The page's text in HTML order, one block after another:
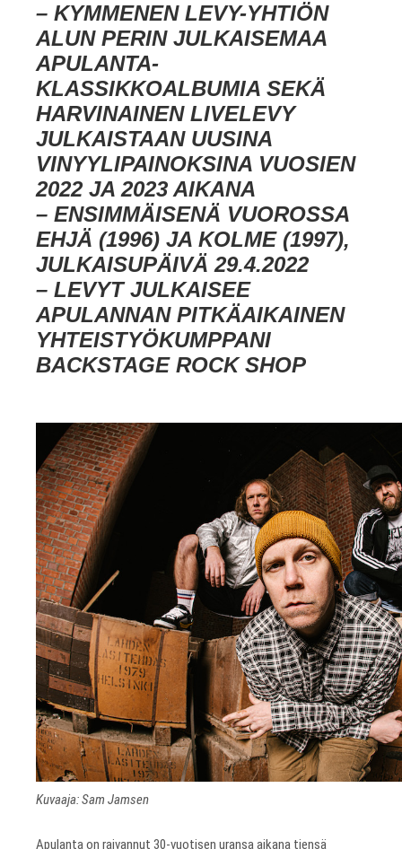
– KYMMENEN LEVY-YHTIÖN
ALUN PERIN JULKAISEMAA
APULANTA-
KLASSIKKOALBUMIA SEKÄ
HARVINAINEN LIVELEVY
JULKAISTAAN UUSINA
VINYYLIPAINOKSINA VUOSIEN
2022 JA 2023 AIKANA
– ENSIMMÄISENÄ VUOROSSA
EHJÄ (1996) JA KOLME (1997),
JULKAISUPÄIVÄ 29.4.2022
– LEVYT JULKAISEE
APULANNAN PITKÄAIKAINEN
YHTEISTYÖKUMPPANI
BACKSTAGE ROCK SHOP
Kuvaaja: Sam Jamsen
Apulanta on raivannut 30-vuotisen uransa aikana tiensä